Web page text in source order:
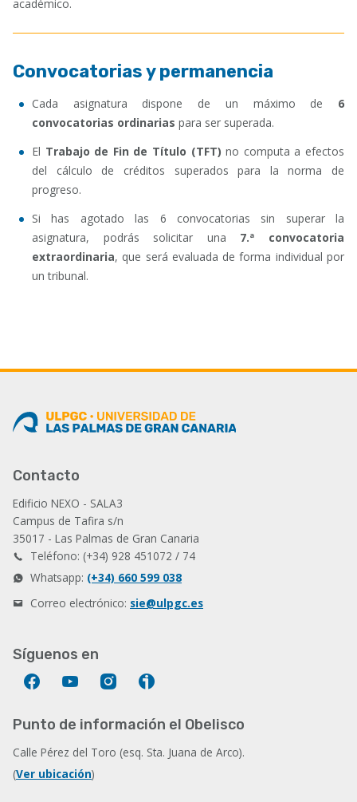
académico.
Convocatorias y permanencia
Cada asignatura dispone de un máximo de 6
convocatorias ordinarias para ser superada.
El Trabajo de Fin de Título (TFT) no computa a efectos
del cálculo de créditos superados para la norma de
progreso.
Si has agotado las 6 convocatorias sin superar la
asignatura, podrás solicitar una 7.ª convocatoria
extraordinaria, que será evaluada de forma individual por
un tribunal.
Contacto
Edificio NEXO - SALA3
Campus de Tafira s/n
35017 - Las Palmas de Gran Canaria
Teléfono: (+34) 928 451072 / 74
Whatsapp: (+34) 660 599 038
Correo electrónico: sie@ulpgc.es
Síguenos en
FacebookYouTube Instagram
Punto de información el Obelisco
Calle Pérez del Toro (esq. Sta. Juana de Arco).
(Ver ubicación)